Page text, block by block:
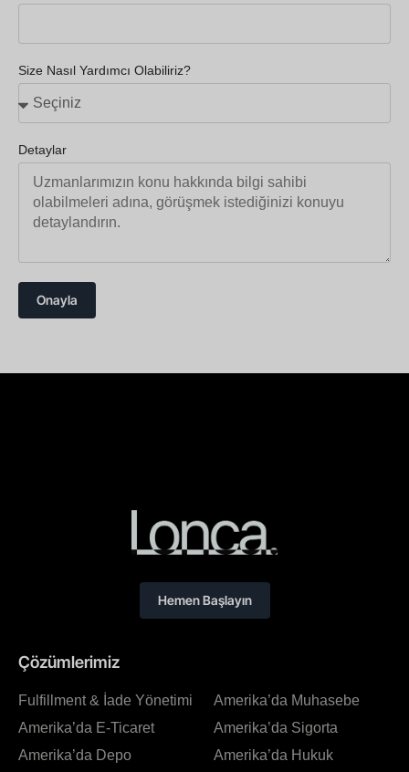
Size Nasıl Yardımcı Olabiliriz?
Detaylar
Onayla
Çözümlerimiz
Fulfillment & İade Yönetimi
Amerika’da E-Ticaret
Amerika’da Depo
Amerika’da Muhasebe
Amerika’da Sigorta
Amerika’da Hukuk
Hemen Başlayın